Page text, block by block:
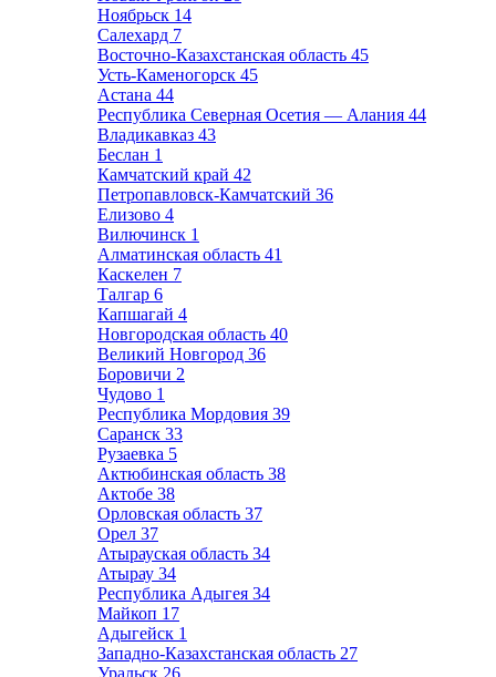
Ноябрьск 14
Салехард 7
Восточно-Казахстанская область 45
Усть-Каменогорск 45
Астана 44
Республика Северная Осетия — Алания 44
Владикавказ 43
Беслан 1
Камчатский край 42
Петропавловск-Камчатский 36
Елизово 4
Вилючинск 1
Алматинская область 41
Каскелен 7
Талгар 6
Капшагай 4
Новгородская область 40
Великий Новгород 36
Боровичи 2
Чудово 1
Республика Мордовия 39
Саранск 33
Рузаевка 5
Актюбинская область 38
Актобе 38
Орловская область 37
Орел 37
Атырауская область 34
Атырау 34
Республика Адыгея 34
Майкоп 17
Адыгейск 1
Западно-Казахстанская область 27
Уральск 26